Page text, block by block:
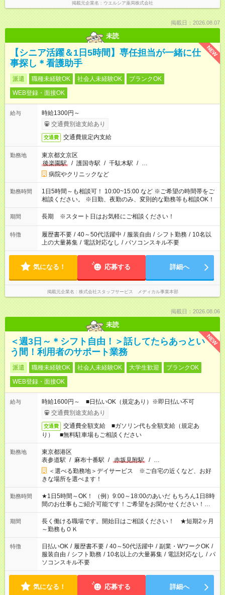
掲載元企業名 ウエルシア薬局株式会社
掲載日：2026.08.07
未読
NEW
【シニア活躍＆1日5時間】専任担当が一緒に仕
事探し＊看護助手
派遣 職種未経験OK 社会人未経験OK
ブランクOK
WEB登録・面接OK
給与
時給1300円～
交通費別途支給あり
交通費 交通費規定内支給
勤務地
東京都文京区
後楽園駅
/ 護国寺駅 / 千駄木駅 / …
病院やクリニックなど
勤務時間
1日5時間～も相談可！ 10:00~15:00 など ※ご希望の時間帯をご
相談ください。 ※日勤、夜勤のみ、変則的な勤務等も相談OK！
期間 長期 ※スタート日はお気軽にご相談ください！
特徴 履歴書不要 / 40～50代活躍中 / 服装自由 / シフト勤務 / 10名以
上の大量募集 / 電話対応なし / パソコンスキル不要
気になる！ 応募する 詳細へ
掲載元企業名 株式会社スタッフサービス メディカル事業本部
掲載日：2026.08.06
未読
NEW
＜週3日～＊シフト自由！＞話してたらあっとい
う間！利用者のサポート業務
派遣 職種未経験OK 社会人未経験OK 大学生歓迎
ブランクOK
WEB登録・面接OK
給与
時給1600円～ ■日払いOK（規定あり）※即日払い不可
交通費別途支給あり
交通費
交通費全額支給 ■ガソリン代も全額支給（規定あ
り） ■無料駐車場もご相談ください
勤務地
東京都港区
表参道駅 / 麻布十番駅 / 赤坂見附駅 / …
＜選べる勤務地＞デイサービス ※ご自宅の近くなど、お好
きな場所を選べます！
勤務時間
★1日5時間～OK！ （例）9:00～18:00のあいだ もちろん1日8時
間のお仕事もご紹介可能です！ご希望をお聞かせください！★家
庭の都合でお休みが必要な場合も遠慮なくご相談ください。 ※
週最低15時間以上の勤務が必要です
期間
長く働ける職場です。開始日はご相談ください！ ★短期2ヶ月
～勤務もＯＫ
特徴 日払いOK / 履歴書不要 / 40～50代活躍中 / 副業・WワークOK /
服装自由 / シフト勤務 / 10名以上の大量募集 / 電話対応なし / パ
ソコンスキル不要
気になる！ 応募する 詳細へ